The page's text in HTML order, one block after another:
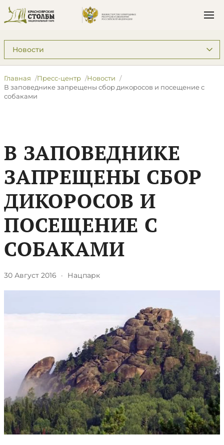
Подразделы: Пресс-центр
Главная Пресс-центр
Новости
В заповеднике запрещены сбор дикоросов и посещение с
собаками
В ЗАПОВЕДНИКЕ
ЗАПРЕЩЕНЫ СБОР
ДИКОРОСОВ И
ПОСЕЩЕНИЕ С
СОБАКАМИ
30 Август 2016 · Нацпарк